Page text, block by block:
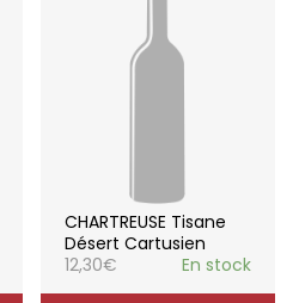
CHARTREUSE Tisane
Désert Cartusien
12,30€ En stock